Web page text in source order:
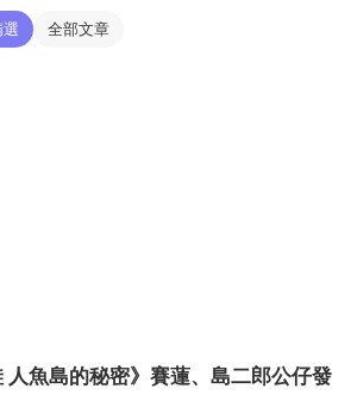
全部文章
人魚島的秘密》賽蓮、島二郎公仔發